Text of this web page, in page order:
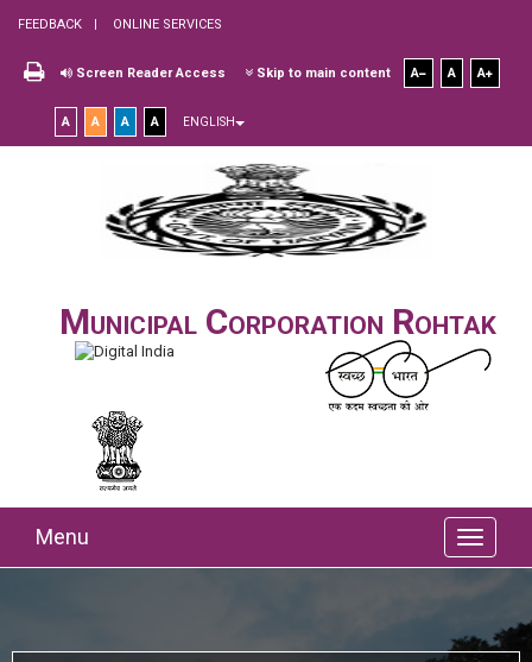
FEEDBACK ONLINE SERVICES
Screen Reader Access Skip to main content A A A
A A A A ENGLISH
Municipal Corporation Rohtak
Menu